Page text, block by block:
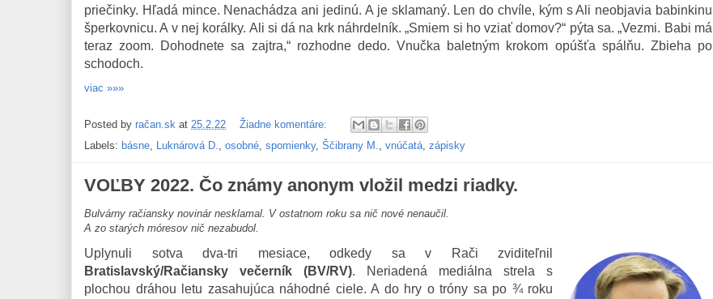
priečinky. Hľadá mince. Nenachádza ani jedinú. A je sklamaný. Len do chvíle, kým s Ali neobjavia babinkinu
šperkovnicu. A v nej korálky. Ali si dá na krk náhrdelník. „Smiem si ho vziať domov?“ pýta sa. „Vezmi. Babi má
teraz zoom. Dohodnete sa zajtra,“ rozhodne dedo. Vnučka baletným krokom opúšťa spálňu. Zbieha po
schodoch.
viac »»»
Posted by račan.sk at 25.2.22
Žiadne komentáre:
Labels: básne, Luknárová D., osobné, spomienky, Ščibrany M., vnúčatá, zápisky
VOĽBY 2022. Čo známy anonym vložil medzi riadky.
Bulvárny račiansky novinár nesklamal. V ostatnom roku sa nič nové nenaučil.
A zo starých móresov nič nezabudol.
Uplynuli sotva dva-tri mesiace, odkedy sa v Rači zviditeľnil
Bratislavský/Račiansky večerník (BV/RV). Neriadená mediálna strela s
plochou dráhou letu zasahujúca náhodné ciele. A do hry o tróny sa po ¾ roku